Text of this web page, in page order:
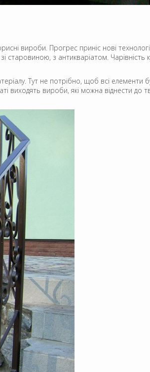
вироби. Прогрес приніс нові
старовиною, з антикваріатом.
Тут не потрібно, щоб всі
виходять вироби, які можна віднести до